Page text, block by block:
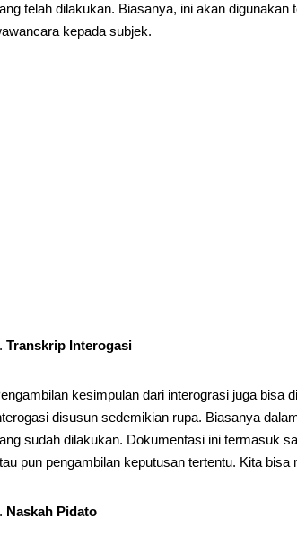
telah dilakukan. Biasanya, ini akan
kepada subjek.
Transkrip Interogasi
kesimpulan dari interograsi juga bisa
disusun sedemikian rupa. Biasanya
sudah dilakukan. Dokumentasi ini termasuk
pun pengambilan keputusan tertentu. Kita bisa
Naskah Pidato